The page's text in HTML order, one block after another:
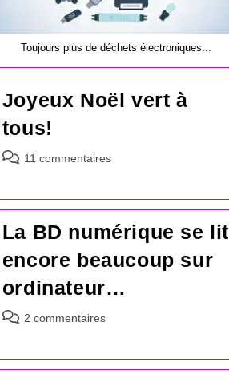
Toujours plus de déchets électroniques...
Joyeux Noël vert à
tous!
Commentaires
publication :
11 commentaires
La BD numérique se lit
encore beaucoup sur
ordinateur…
Commentaires
publication :
2 commentaires